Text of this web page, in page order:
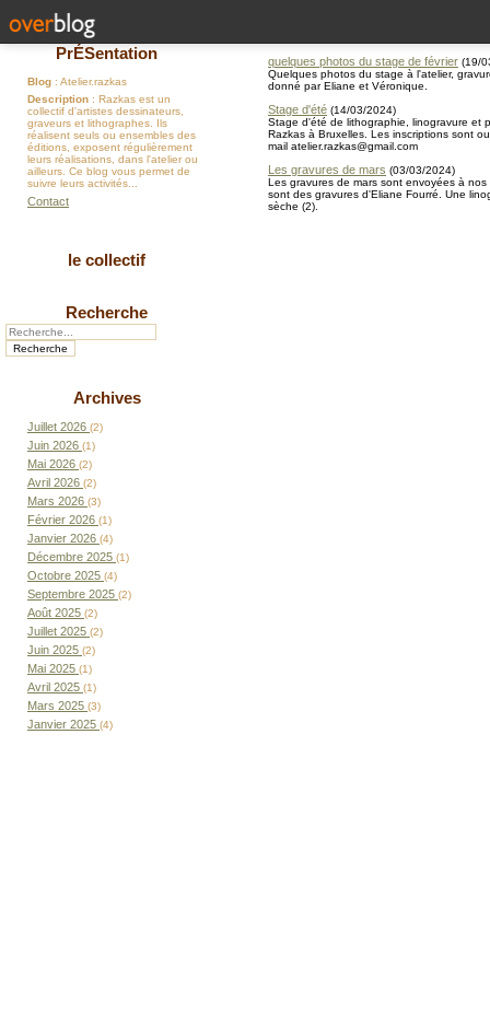
PrÉSentation
Blog : Atelier.razkas
Description : Razkas est un
collectif d'artistes dessinateurs,
graveurs et lithographes. Ils
réalisent seuls ou ensembles des
éditions, exposent régulièrement
leurs réalisations, dans l'atelier ou
ailleurs. Ce blog vous permet de
suivre leurs activités...
Contact
le collectif
Recherche
Archives
Juillet 2026 (2)
Juin 2026 (1)
Mai 2026 (2)
Avril 2026 (2)
Mars 2026 (3)
Février 2026 (1)
Janvier 2026 (4)
Décembre 2025 (1)
Octobre 2025 (4)
Septembre 2025 (2)
Août 2025 (2)
Juillet 2025 (2)
Juin 2025 (2)
Mai 2025 (1)
Avril 2025 (1)
Mars 2025 (3)
Janvier 2025 (4)
quelques photos du stage de février (19/
Quelques photos du stage à l'atelier,
donné par Eliane et Véronique.
Stage d'été (14/03/2024)
Stage d'été de lithographie, linogravure et
Razkas à Bruxelles. Les inscriptions sont
mail atelier.razkas@gmail.com
Les gravures de mars (03/03/2024)
Les gravures de mars sont envoyées à
sont des gravures d'Eliane Fourré. Une
sèche (2).